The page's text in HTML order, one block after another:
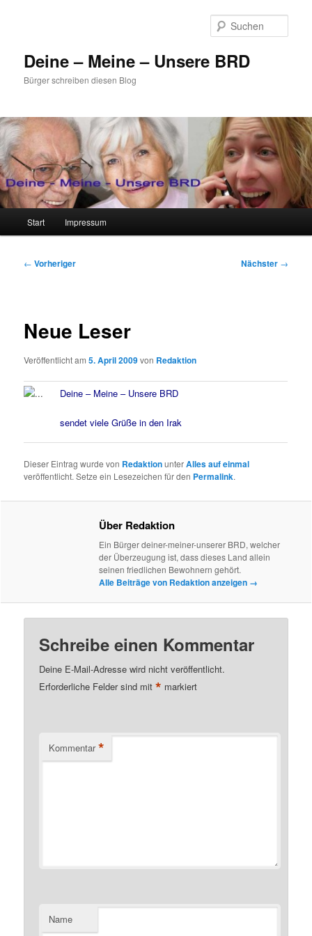
Deine – Meine – Unsere BRD
Bürger schreiben diesen Blog
Start Impressum
Beitragsnavigation
← Vorheriger Nächster →
Neue Leser
Veröffentlicht am5. April 2009von Redaktion
Deine – Meine – Unsere BRD
sendet viele Grüße in den Irak
Dieser Eintrag wurde von RedaktionunterAlles auf einmal
veröffentlicht. Setze ein Lesezeichen für den Permalink.
Über Redaktion
Ein Bürger deiner-meiner-unserer BRD, welcher
der Überzeugung ist, dass dieses Land allein
seinen friedlichen Bewohnern gehört.
Alle Beiträge von Redaktion anzeigen →
Schreibe einen Kommentar
Deine E-Mail-Adresse wird nicht veröffentlicht.
Erforderliche Felder sind mit* markiert
Kommentar *
Name